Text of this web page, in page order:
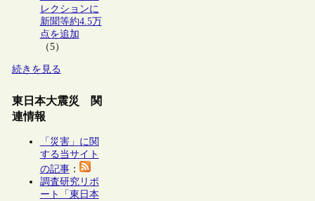
レクションに
新聞等約4.5万
点を追加
（5）
続きを見る
東日本大震災 関
連情報
「災害」に関
する当サイト
の記事：
調査研究リポ
ート「東日本